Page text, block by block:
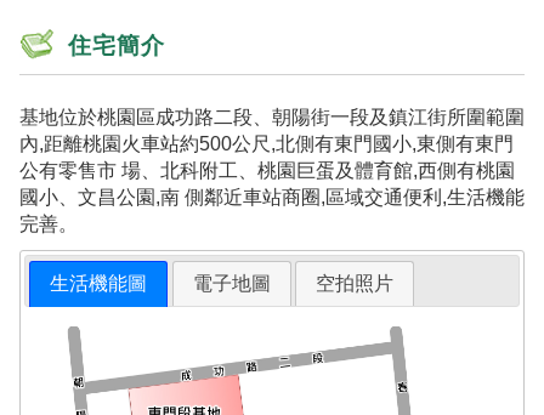
住宅簡介
基地位於桃園區成功路二段、朝陽街一段及鎮江街所圍範圍
內,距離桃園火車站約500公尺,北側有東門國小,東側有東門
公有零售市 場、北科附工、桃園巨蛋及體育館,西側有桃園
國小、文昌公園,南 側鄰近車站商圈,區域交通便利,生活機能
完善。
生活機能圖 電子地圖 空拍照片